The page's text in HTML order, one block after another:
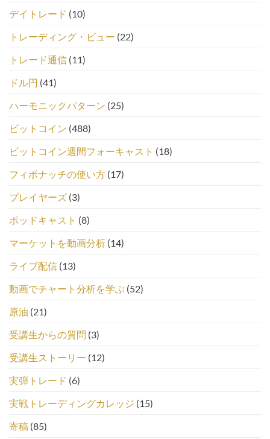
デイトレード (10)
トレーディング・ビュー (22)
トレード通信 (11)
ドル円 (41)
ハーモニックパターン (25)
ビットコイン (488)
ビットコイン週間フォーキャスト (18)
フィボナッチの使い方 (17)
プレイヤーズ (3)
ポッドキャスト (8)
マーケットを動画分析 (14)
ライブ配信 (13)
動画でチャート分析を学ぶ (52)
原油 (21)
受講生からの質問 (3)
受講生ストーリー (12)
実弾トレード (6)
実戦トレーディングカレッジ (15)
寄稿 (85)